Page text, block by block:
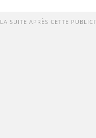
LA SUITE APRÈS CETTE